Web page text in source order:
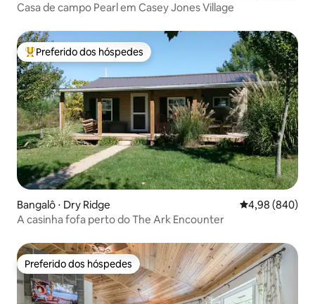
Casa de campo Pearl em Casey Jones Village
Entre os melhores preferidos dos hóspedes
Preferido dos hóspedes
Bangalô ⋅ Dry Ridge 4,98 de uma
4,98 (840)
A casinha fofa perto do The Ark Encounter
Preferido dos hóspedes
Preferido dos hóspedes